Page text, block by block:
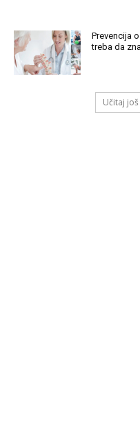
Prevencija
treba da
Učitaj još